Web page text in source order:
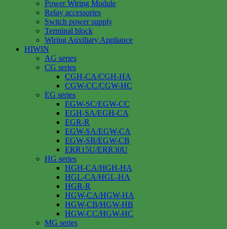
Power Wiring Module
Relay accessories
Switch power supply
Terminal block
Wiring Auxiliary Appliance
HIWIN
AG series
CG series
CGH-CA/CGH-HA
CGW-CC/CGW-HC
EG series
EGW-SC/EGW-CC
EGH-SA/EGH-CA
EGR-R
EGW-SA/EGW-CA
EGW-SB/EGW-CB
ERR15U/ERR30U
HG series
HGH-CA/HGH-HA
HGL-CA/HGL-HA
HGR-R
HGW-CA/HGW-HA
HGW-CB/HGW-HB
HGW-CC/HGW-HC
MG series